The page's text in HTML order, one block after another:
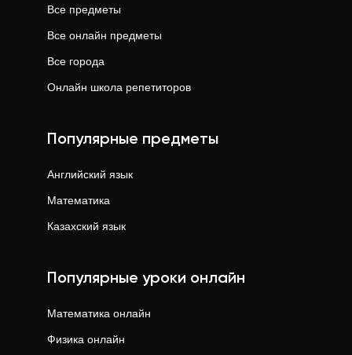
Все предметы
Все онлайн предметы
Все города
Онлайн школа репетиторов
Популярные предметы
Английский язык
Математика
Казахский язык
Популярные уроки онлайн
Математика онлайн
Физика онлайн